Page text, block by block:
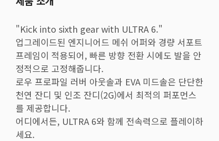
"Kick into sixth gear with ULTRA 6."
업그레이드된 엔지니어드 메쉬 어퍼와 경량 서포트
프레임이 적용되어, 빠른 방향 전환 시에도 발을 안
정적으로 고정해줍니다.
로우 프로파일 러버 아웃솔과 EVA 미드솔은 단단한
천연 잔디 및 인조 잔디(2G)에서 최적의 퍼포먼스
를 제공합니다.
어디에서든, ULTRA 6와 함께 전속력으로 플레이하
세요.